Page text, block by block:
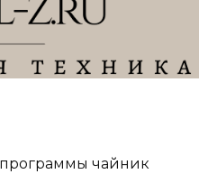
чайник